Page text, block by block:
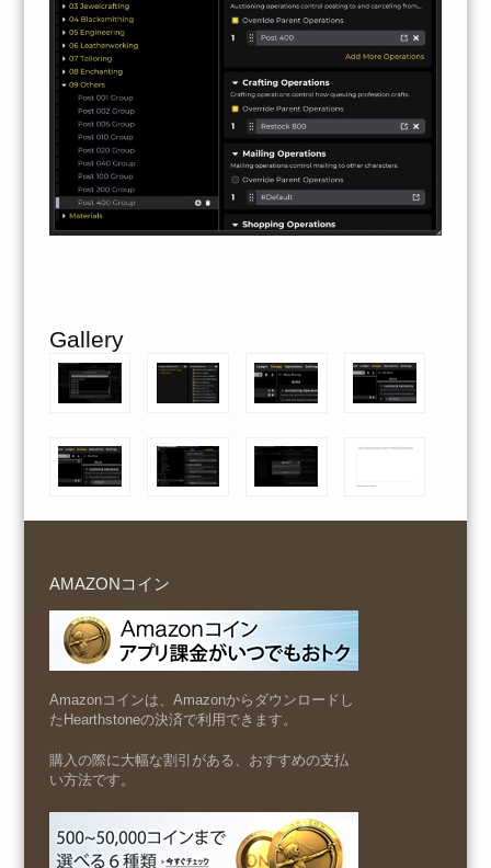
Gallery
AMAZONコイン
Amazonコインは、Amazonからダウンロードし
たHearthstoneの決済で利用できます。
購入の際に大幅な割引がある、おすすめの支払
い方法です。